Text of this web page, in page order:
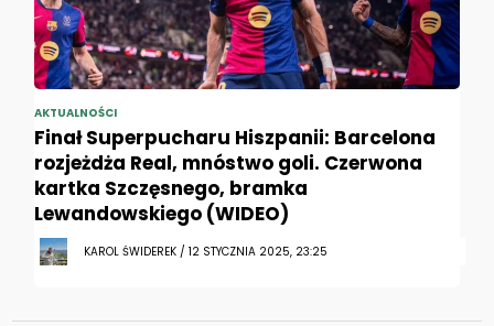
AKTUALNOŚCI
Finał Superpucharu Hiszpanii: Barcelona
rozjeżdża Real, mnóstwo goli. Czerwona
kartka Szczęsnego, bramka
Lewandowskiego (WIDEO)
KAROL ŚWIDEREK / 12 STYCZNIA 2025, 23:25